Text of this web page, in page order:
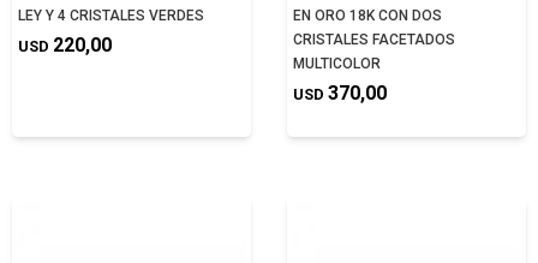
LEY Y 4 CRISTALES VERDES
USD 220,00
EN ORO 18K CON DOS
CRISTALES FACETADOS
MULTICOLOR
USD 370,00